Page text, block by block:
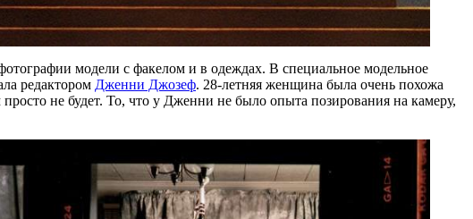
модели с факелом и в одеждах. В специальное модельное
редактором Дженни Джозеф. 28-летняя женщина была очень похожа
не будет. То, что у Дженни не было опыта позирования на камеру,